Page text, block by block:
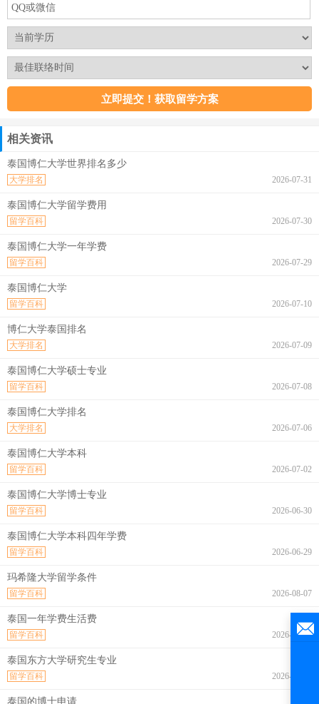
相关资讯
泰国博仁大学世界排名多少
2026-07-31
大学排名
泰国博仁大学留学费用
2026-07-30
留学百科
泰国博仁大学一年学费
2026-07-29
留学百科
泰国博仁大学
2026-07-10
留学百科
博仁大学泰国排名
2026-07-09
大学排名
泰国博仁大学硕士专业
2026-07-08
留学百科
泰国博仁大学排名
2026-07-06
大学排名
泰国博仁大学本科
2026-07-02
留学百科
泰国博仁大学博士专业
2026-06-30
留学百科
泰国博仁大学本科四年学费
2026-06-29
留学百科
玛希隆大学留学条件
2026-08-07
留学百科
泰国一年学费生活费
2026-08-07
留学百科
泰国东方大学研究生专业
2026-08-07
留学百科
泰国的博士申请